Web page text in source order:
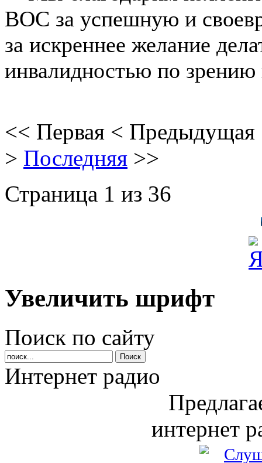
ВОС за успешную и
за искреннее желание
инвалидностью по зрению
<< Первая < Предыдущая
> Последняя >>
Страница 1 из 36
Увеличить шрифт
Поиск по сайту
Интернет радио
интернет